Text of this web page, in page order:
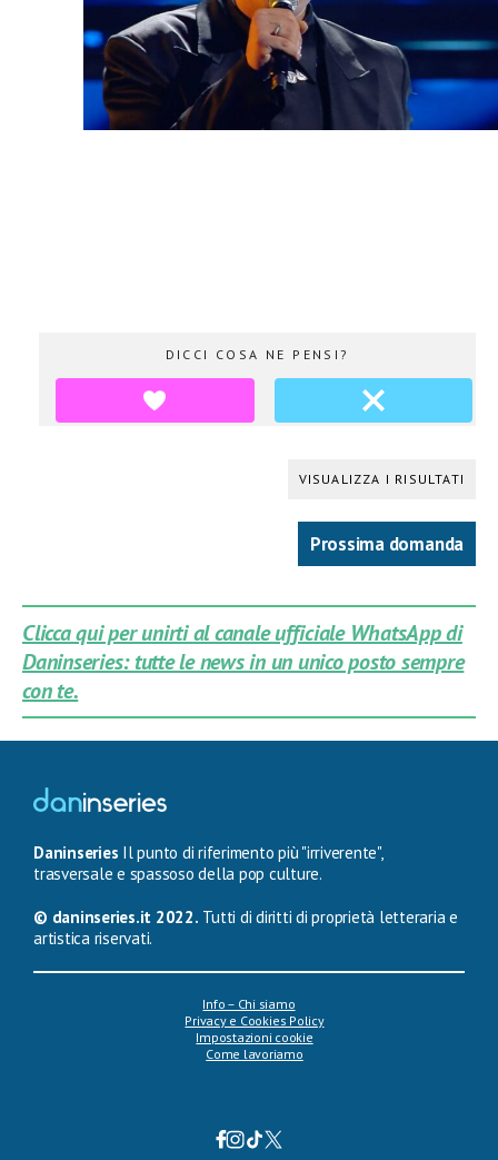
DICCI COSA NE PENSI?
VISUALIZZA I RISULTATI
Prossima domanda
Clicca qui per unirti al canale ufficiale WhatsApp di
Daninseries: tutte le news in un unico posto sempre
con te.
Daninseries Il punto di riferimento più "irriverente",
trasversale e spassoso della pop culture.
© daninseries.it 2022. Tutti di diritti di proprietà letteraria e
artistica riservati.
Info – Chi siamo
Privacy e Cookies Policy
Impostazioni cookie
Come lavoriamo